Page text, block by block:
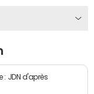
: JDN d'après